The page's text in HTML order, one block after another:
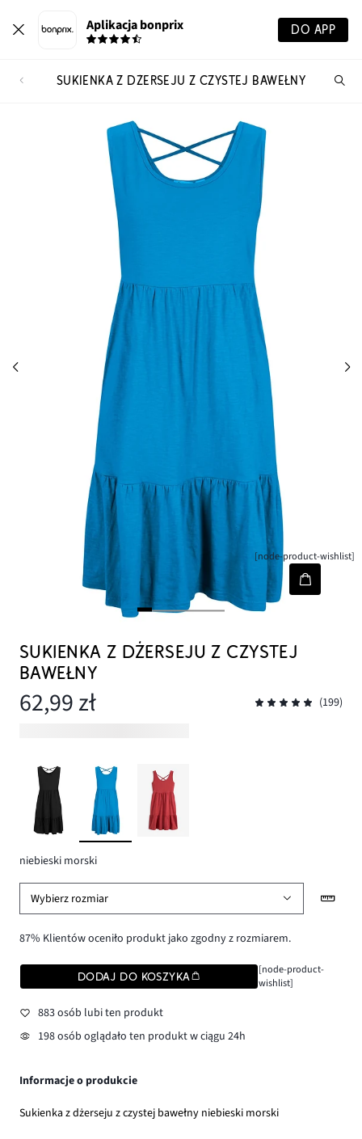
Aplikacja bonprix DO APP
SUKIENKA Z DŻERSEJU Z CZYSTEJ BAWEŁNY
[node-product-wishlist]
SUKIENKA Z DŻERSEJU Z CZYSTEJ
BAWEŁNY
62,99 zł (199)
niebieski morski
Wybierz rozmiar
87% Klientów oceniło produkt jako zgodny z rozmiarem.
DODAJ DO KOSZYKA
[node-product-
wishlist]
883 osób lubi ten produkt
198 osób oglądało ten produkt w ciągu 24h
Informacje o produkcie
Sukienka z dżerseju z czystej bawełny niebieski morski